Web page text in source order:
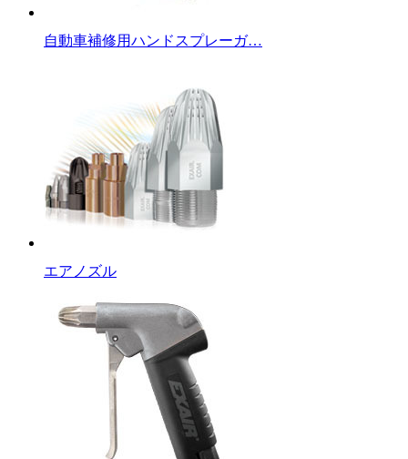
自動車補修用ハンドスプレーガ…
エアノズル